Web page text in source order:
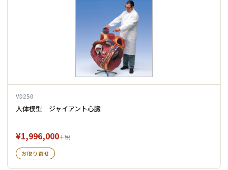
VD250
人体模型 ジャイアント心臓
¥1,996,000＋税
お取り寄せ